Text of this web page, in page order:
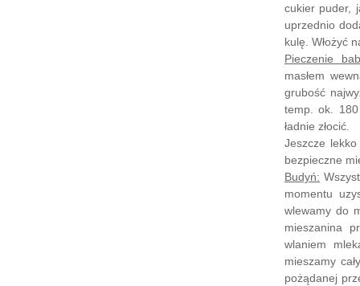
cukier puder,
uprzednio
kulę. Włożyć
Pieczenie
masłem
grubość
temp. ok.
ładnie złocić.
Jeszcze
bezpieczne
Budyń:
momentu
wlewamy do
mieszanina
wlaniem
mieszamy
pożądanej